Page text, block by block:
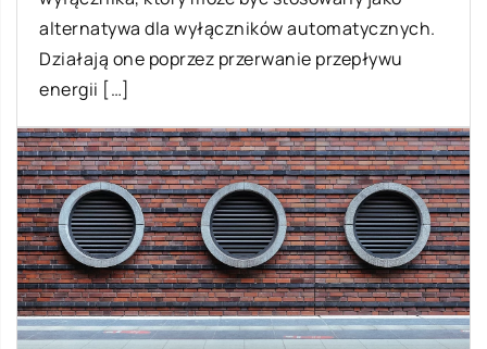
alternatywa dla wyłączników automatycznych.
Działają one poprzez przerwanie przepływu
energii […]